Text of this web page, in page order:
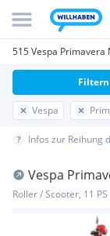
515 Vespa
Vespa
Filtern
Infos zur Reihung
Vespa
Roller / Scooter, 11